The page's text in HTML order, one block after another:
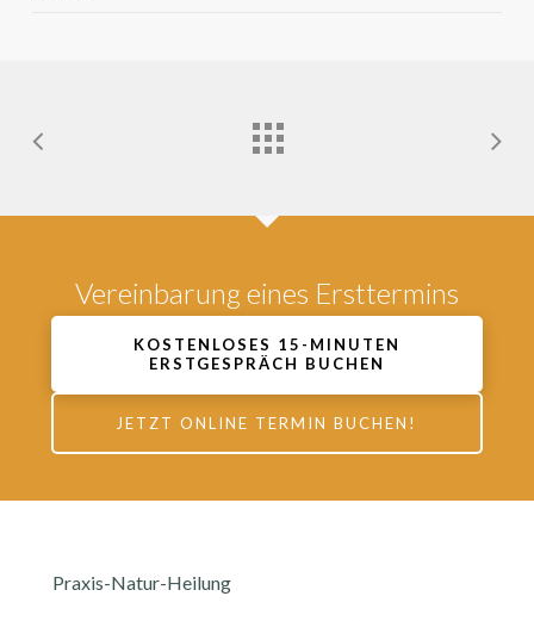
Vereinbarung eines Ersttermins
KOSTENLOSES 15-MINUTEN
ERSTGESPRÄCH BUCHEN
JETZT ONLINE TERMIN BUCHEN!
Praxis-Natur-Heilung